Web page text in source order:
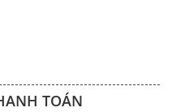
TOÁN